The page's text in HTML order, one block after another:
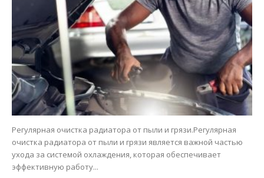
Регулярная очистка радиатора от пыли и грязи.Регулярная
очистка радиатора от пыли и грязи является важной частью
ухода за системой охлаждения, которая обеспечивает
эффективную работу...